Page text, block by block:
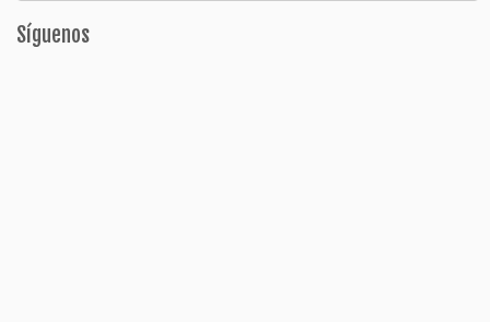
Síguenos